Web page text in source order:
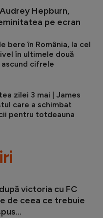
Hepburn,
pe ecran
bere în România, la cel
în ultimele două
cifrele
zilei 3 mai | James
care a schimbat
pentru totdeauna
victoria cu FC
de ceea ce trebuie